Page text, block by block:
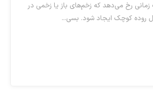
زمانی رخ می‌دهد که زخم‌های باز یا زخمی در
روده کوچک ایجاد شود. بسی...